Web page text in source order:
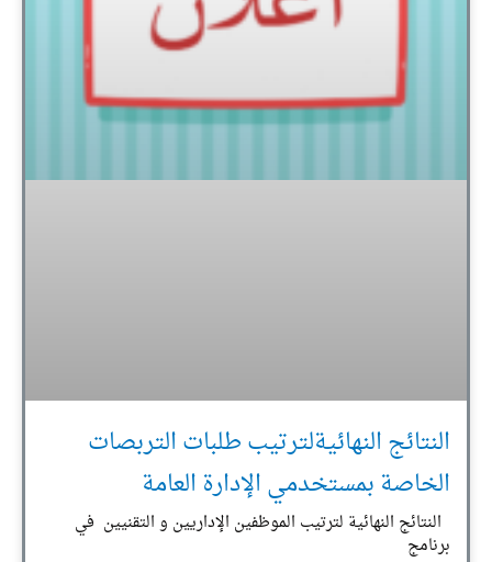
النتائج النهائيةلترتيب طلبات التربصات
الخاصة بمستخدمي الإدارة العامة
النتائج النهائية لترتيب الموظفين الإداريين و التقنيين في
برنامج